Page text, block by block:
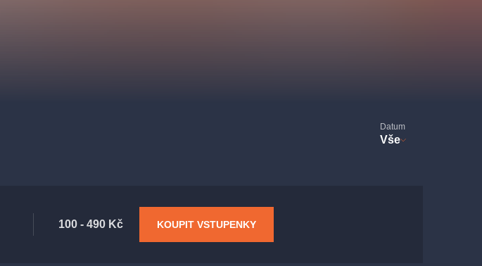
Datum
Vše
100 - 490 Kč KOUPIT VSTUPENKY